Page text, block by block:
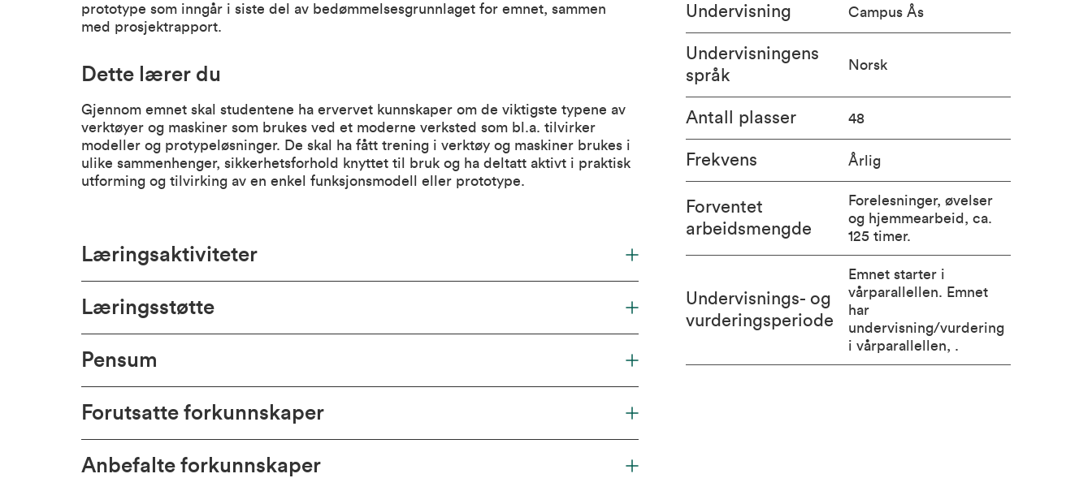
prototype som inngår i siste del av bedømmelsesgrunnlaget for emnet, sammen
med prosjektrapport.
Dette lærer du
Gjennom emnet skal studentene ha ervervet kunnskaper om de viktigste typene av
verktøyer og maskiner som brukes ved et moderne verksted som bl.a. tilvirker
modeller og protypeløsninger. De skal ha fått trening i verktøy og maskiner brukes i
ulike sammenhenger, sikkerhetsforhold knyttet til bruk og ha deltatt aktivt i praktisk
utforming og tilvirking av en enkel funksjonsmodell eller prototype.
Læringsaktiviteter
Læringsstøtte
Pensum
Forutsatte forkunnskaper
Anbefalte forkunnskaper
Undervisning Campus Ås
Undervisningens
språk
Norsk
Antall plasser 48
Frekvens Årlig
Forventet
arbeidsmengde
Forelesninger, øvelser
og hjemmearbeid, ca.
125 timer.
Undervisnings- og
vurderingsperiode
Emnet starter i
vårparallellen. Emnet
har
undervisning/vurdering
i vårparallellen, .